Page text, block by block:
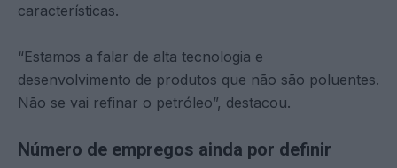
características.
“Estamos a falar de alta tecnologia e
desenvolvimento de produtos que não são poluentes.
Não se vai refinar o petróleo”, destacou.
Número de empregos ainda por definir